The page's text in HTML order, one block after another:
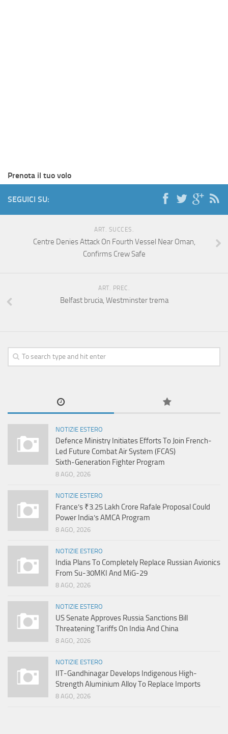
Prenota il tuo volo
SEGUICI SU:
ART. SUCCES.
Centre Denies Attack On Fourth Vessel Near Oman,
Confirms Crew Safe
ART. PREC.
Belfast brucia, Westminster trema
NOTIZIE ESTERO
Defence Ministry Initiates Efforts To Join French-
Led Future Combat Air System (FCAS)
Sixth‑Generation Fighter Program
8 AGO, 2026
NOTIZIE ESTERO
France’s ₹3.25 Lakh Crore Rafale Proposal Could
Power India’s AMCA Program
8 AGO, 2026
NOTIZIE ESTERO
India Plans To Completely Replace Russian Avionics
From Su-30MKI And MiG-29
8 AGO, 2026
NOTIZIE ESTERO
US Senate Approves Russia Sanctions Bill
Threatening Tariffs On India And China
8 AGO, 2026
NOTIZIE ESTERO
IIT-Gandhinagar Develops Indigenous High-
Strength Aluminium Alloy To Replace Imports
8 AGO, 2026